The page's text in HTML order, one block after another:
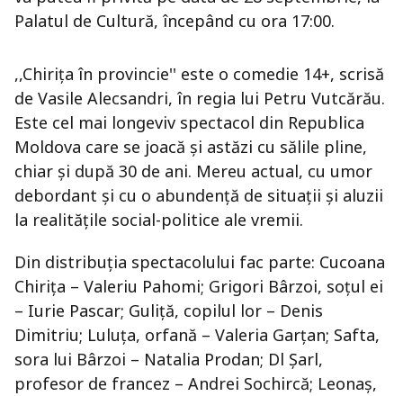
Palatul de Cultură, începând cu ora 17:00.
,,Chirița în provincie'' este o comedie 14+, scrisă
de Vasile Alecsandri, în regia lui Petru Vutcărău.
Este cel mai longeviv spectacol din Republica
Moldova care se joacă și astăzi cu sălile pline,
chiar și după 30 de ani. Mereu actual, cu umor
debordant și cu o abundență de situații și aluzii
la realitățile social-politice ale vremii.
Din distribuția spectacolului fac parte: Cucoana
Chiriţa – Valeriu Pahomi; Grigori Bârzoi, soţul ei
– Iurie Pascar; Guliţă, copilul lor – Denis
Dimitriu; Luluţa, orfană – Valeria Garțan; Safta,
sora lui Bârzoi – Natalia Prodan; Dl Şarl,
profesor de francez – Andrei Sochircă; Leonaş,